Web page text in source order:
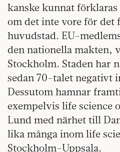
kanske kunnat
om det inte vore för det
huvudstad. EU-
den nationella makten,
Stockholm. Staden har
sedan 70-talet negativt
Dessutom hamnar
exempelvis life science
Lund med närhet till
lika många inom life
Stockholm-Uppsala.